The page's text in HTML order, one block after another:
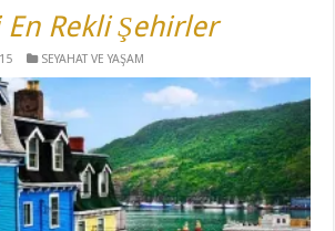
Rekli Şehirler
SEYAHAT VE YAŞAM